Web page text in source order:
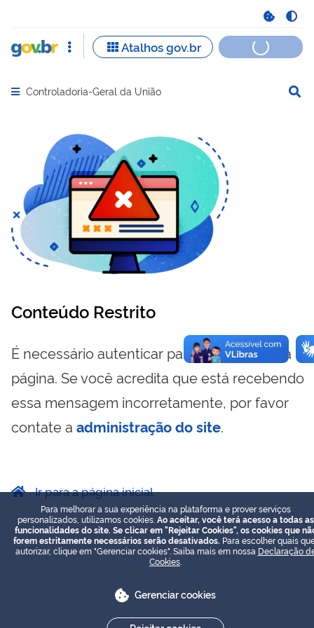
Abrir menu principal de navegação
Controladoria-Geral da União
Conteúdo Restrito
É necessário autenticar para visualizar essa
página. Se você acredita que está recebendo
essa mensagem incorretamente, por favor
contate a administração do site.
Ir para a página inicial
Para melhorar a sua experiência na plataforma e prover serviços
personalizados, utilizamos cookies. Ao aceitar, você terá acesso a todas as
funcionalidades do site. Se clicar em "Rejeitar Cookies", os cookies que
forem estritamente necessários serão desativados. Para escolher quais
autorizar, clique em "Gerenciar cookies". Saiba mais em nossa Declaração
Cookies
Gerenciar cookies